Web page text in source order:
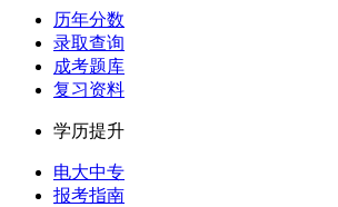
历年分数
录取查询
成考题库
复习资料
学历提升
电大中专
报考指南